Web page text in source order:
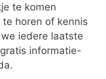
te komen
horen of kennis
iedere laatste
informatie-